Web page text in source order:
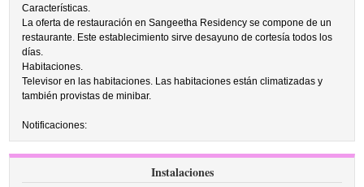
Características.
La oferta de restauración en Sangeetha Residency se compone de un
restaurante. Este establecimiento sirve desayuno de cortesía todos los
días.
Habitaciones.
Televisor en las habitaciones. Las habitaciones están climatizadas y
también provistas de minibar.
Notificaciones:
Instalaciones